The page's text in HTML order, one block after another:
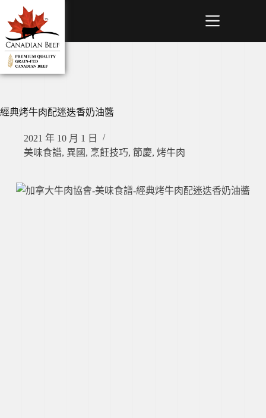
經典烤牛肉配迷迭香奶油醬
2021 年 10 月 1 日
美味食譜, 異國 , 烹飪技巧, 節慶, 烤牛肉